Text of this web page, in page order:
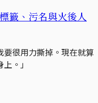
籤、污名與火後人
要很用力撕掉。現在就算
。」